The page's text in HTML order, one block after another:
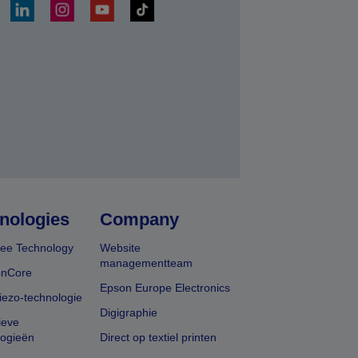
Technology
technologie
Company
Website
managementteam
Epson Europe Electronics
Digigraphie
Direct op textiel printen